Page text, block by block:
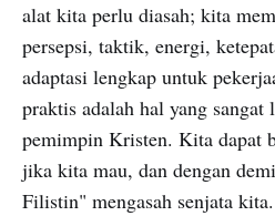
alat kita perlu diasah; kita
persepsi, taktik, energi,
adaptasi lengkap untuk
praktis adalah hal yang sangat
pemimpin Kristen. Kita dapat
jika kita mau, dan dengan
Filistin" mengasah senjata kita.